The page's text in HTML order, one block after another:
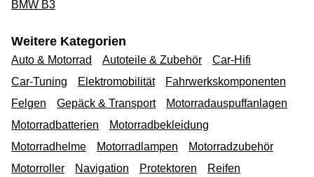
BMW B3
Weitere Kategorien
Auto & Motorrad Autoteile & Zubehör
Car-Hifi
Car-Tuning
Elektromobilität
Fahrwerkskomponenten
Felgen
Gepäck & Transport
Motorradauspuffanlagen
Motorradbatterien
Motorradbekleidung
Motorradhelme
Motorradlampen
Motorradzubehör
Motorroller
Navigation Protektoren
Reifen